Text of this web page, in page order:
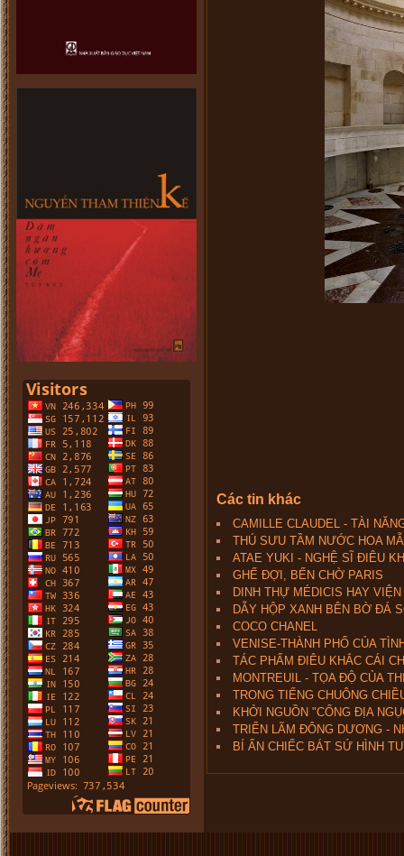
Các tin khác
CAMILLE CLAUDEL - TÀI
THÚ SƯU TẦM NƯỚC HOA
ATAE YUKI - NGHỆ SĨ ĐIÊU
GHẾ ĐỢI, BẾN CHỜ PARIS
DINH THỰ MÉDICIS HAY
DẪY HỘP XANH BÊN BỜ ĐÁ
COCO CHANEL
VENISE-THÀNH PHỐ CỦA
TÁC PHẨM ĐIÊU KHẮC CÁI
MONTREUIL - TỌA ĐỘ CỦA
TRONG TIẾNG CHUÔNG
KHỞI NGUỒN "CỔNG ĐỊA
TRIỂN LÃM ĐÔNG DƯƠNG -
BÍ ẨN CHIẾC BÁT SỨ HÌNH